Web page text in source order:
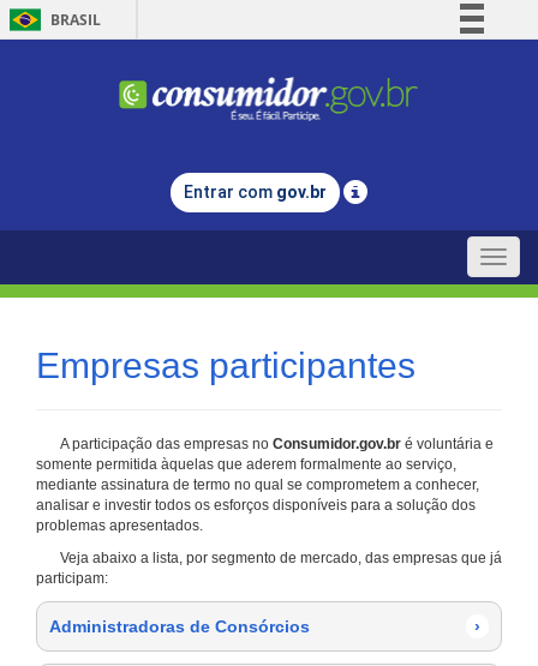
BRASIL
Comunica BR
Legislação
Entrar com gov.br
Toggle
Empresas participantes
A participação das empresas no Consumidor.gov.br é voluntária e
somente permitida àquelas que aderem formalmente ao serviço,
mediante assinatura de termo no qual se comprometem a conhecer,
analisar e investir todos os esforços disponíveis para a solução dos
problemas apresentados.
Veja abaixo a lista, por segmento de mercado, das empresas que já
participam:
Administradoras de Consórcios ›